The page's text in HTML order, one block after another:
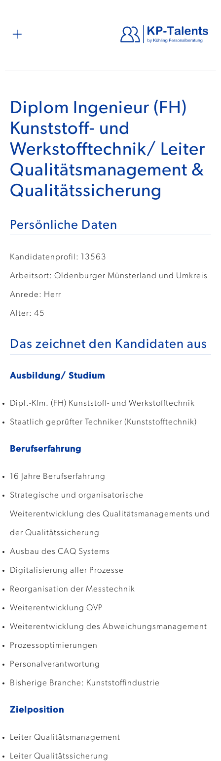
Diplom Ingenieur (FH)
Kunststoff- und
Werkstofftechnik/ Leiter
Qualitätsmanagement &
Qualitätssicherung
Persönliche Daten
Kandidatenprofil: 13563
Arbeitsort: Oldenburger Münsterland und Umkreis
Anrede: Herr
Alter: 45
Das zeichnet den Kandidaten aus
Ausbildung/ Studium
Dipl.-Kfm. (FH) Kunststoff- und Werkstofftechnik
Staatlich geprüfter Techniker (Kunststofftechnik)
Berufserfahrung
16 Jahre Berufserfahrung
Strategische und organisatorische
Weiterentwicklung des Qualitätsmanagements und
der Qualitätssicherung
Ausbau des CAQ Systems
Digitalisierung aller Prozesse
Reorganisation der Messtechnik
Weiterentwicklung QVP
Weiterentwicklung des Abweichungsmanagement
Prozessoptimierungen
Personalverantwortung
Bisherige Branche: Kunststoffindustrie
Zielposition
Leiter Qualitätsmanagement
Leiter Qualitätssicherung